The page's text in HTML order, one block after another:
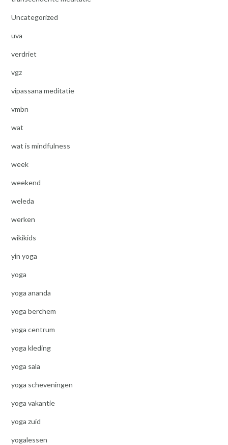
Uncategorized
uva
verdriet
vgz
vipassana meditatie
vmbn
wat
wat is mindfulness
week
weekend
weleda
werken
wikikids
yin yoga
yoga
yoga ananda
yoga berchem
yoga centrum
yoga kleding
yoga sala
yoga scheveningen
yoga vakantie
yoga zuid
yogalessen